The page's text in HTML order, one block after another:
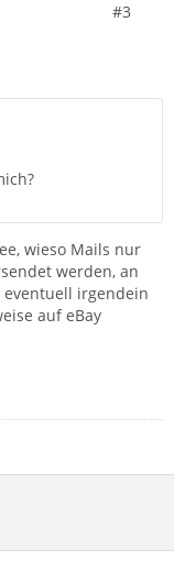
#3
wieso Mails nur
werden, an
irgendein
auf eBay